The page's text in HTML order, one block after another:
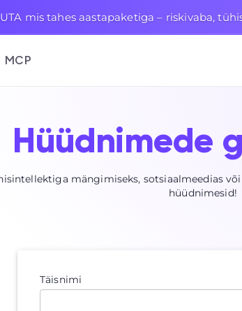
mis tahes aastapaketiga – riskivaba,
MCP
Hüüdnimede
mängimiseks, sotsiaalmeedias
hüüdnimesid!
Täisnimi